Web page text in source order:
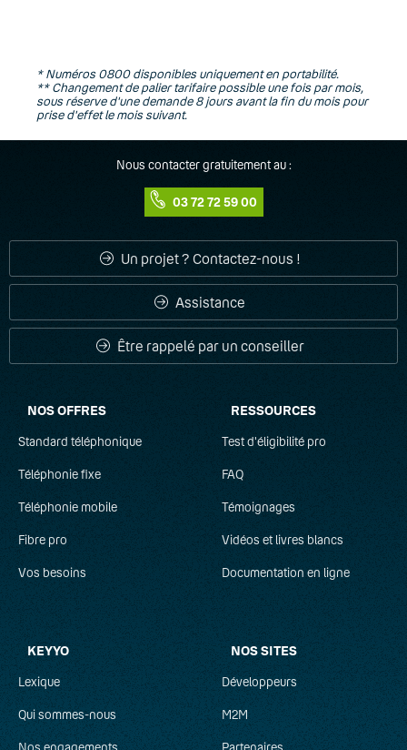
* Numéros 0800 disponibles uniquement en portabilité.
** Changement de palier tarifaire possible une fois par mois,
sous réserve d'une demande 8 jours avant la fin du mois pour
prise d'effet le mois suivant.
Nous contacter gratuitement au :
03 72 72 59 00
Un projet ? Contactez-nous !
Assistance
Être rappelé par un conseiller
NOS OFFRES
Standard téléphonique
Téléphonie fixe
Téléphonie mobile
Fibre pro
Vos besoins
RESSOURCES
Test d'éligibilité pro
FAQ
Témoignages
Vidéos et livres blancs
Documentation en ligne
KEYYO
Lexique
Qui sommes-nous
NOS SITES
Développeurs
M2M